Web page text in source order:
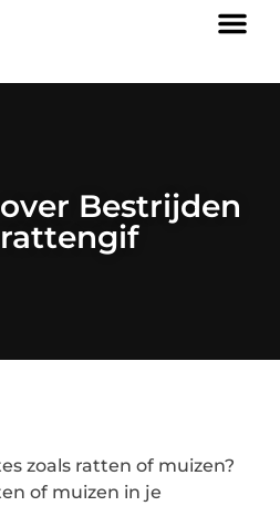
Bestrijden
zoals ratten of muizen?
of muizen in je